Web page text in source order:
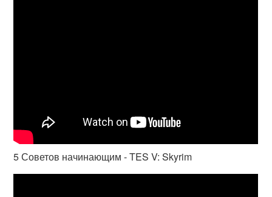
5 Советов начинающим - TES V: Skyrim